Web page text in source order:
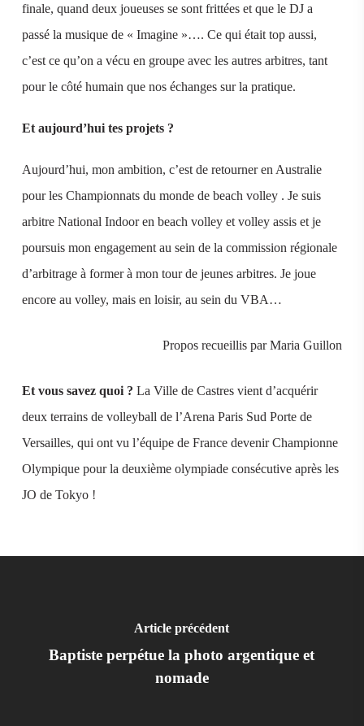
finale, quand deux joueuses se sont frittées et que le DJ a
passé la musique de « Imagine »…. Ce qui était top aussi,
c’est ce qu’on a vécu en groupe avec les autres arbitres, tant
pour le côté humain que nos échanges sur la pratique.
Et aujourd’hui tes projets ?
Aujourd’hui, mon ambition, c’est de retourner en Australie
pour les Championnats du monde de beach volley . Je suis
arbitre National Indoor en beach volley et volley assis et je
poursuis mon engagement au sein de la commission régionale
d’arbitrage à former à mon tour de jeunes arbitres. Je joue
encore au volley, mais en loisir, au sein du VBA…
Propos recueillis par Maria Guillon
Et vous savez quoi ? La Ville de Castres vient d’acquérir
deux terrains de volleyball de l’Arena Paris Sud Porte de
Versailles, qui ont vu l’équipe de France devenir Championne
Olympique pour la deuxième olympiade consécutive après les
JO de Tokyo !
Article précédent
Baptiste perpétue la photo argentique et
nomade